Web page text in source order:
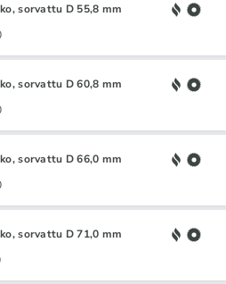
sorvattu D 55,8 mm
sorvattu D 60,8 mm
sorvattu D 66,0 mm
sorvattu D 71,0 mm